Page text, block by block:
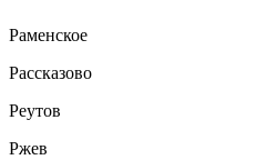
Раменское
Рассказово
Реутов
Ржев